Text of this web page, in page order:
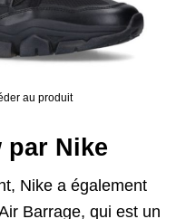
au produit
par Nike
Nike a également
Barrage, qui est un